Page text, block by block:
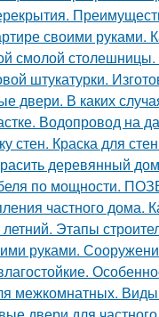
своими руками.
смолой
штукатурки.
двери. В каких
Водопровод на
стен. Краска для
деревянный
по
частного дома.
Этапы
руками.
межкомнатных.